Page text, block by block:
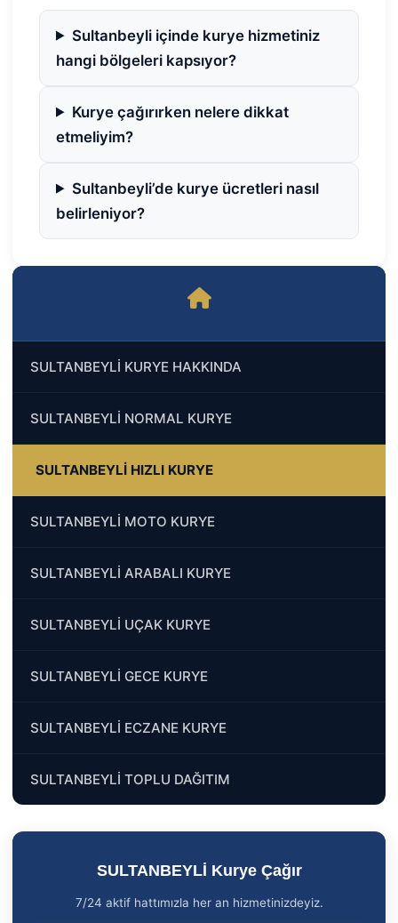
SULTANBEYLİ KURYE HAKKINDA
SULTANBEYLİ NORMAL KURYE
SULTANBEYLİ HIZLI KURYE
SULTANBEYLİ MOTO KURYE
SULTANBEYLİ ARABALI KURYE
SULTANBEYLİ UÇAK KURYE
SULTANBEYLİ GECE KURYE
SULTANBEYLİ ECZANE KURYE
SULTANBEYLİ TOPLU DAĞITIM
SULTANBEYLİ Kurye Çağır
7/24 aktif hattımızla her an hizmetinizdeyiz.
Sultanbeyli içinde kurye hizmetiniz
hangi bölgeleri kapsıyor?
Kurye çağırırken nelere dikkat
etmeliyim?
Sultanbeyli’de kurye ücretleri nasıl
belirleniyor?